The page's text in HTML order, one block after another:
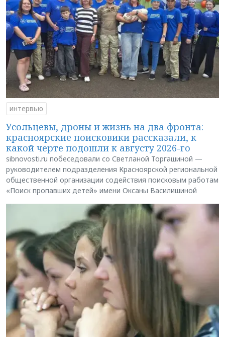
интервью
Усольцевы, дроны и жизнь на два фронта:
красноярские поисковики рассказали, к
какой черте подошли к августу 2026-го
sibnovosti.ru побеседовали со Светланой Торгашиной —
руководителем подразделения Красноярской региональной
общественной организации содействия поисковым работам
«Поиск пропавших детей» имени Оксаны Василишиной